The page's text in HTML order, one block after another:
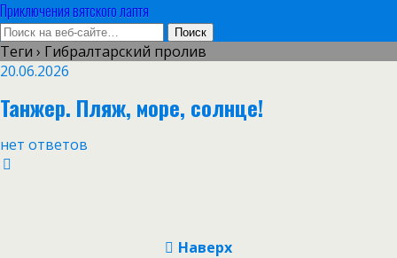
Приключения вятского лаптя
Теги › Гибралтарский пролив
20.06.2026
Танжер. Пляж, море, солнце!
нет ответов
Наверх